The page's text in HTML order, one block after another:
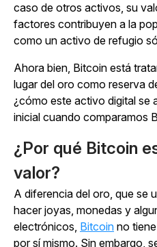
caso de otros activos, su
factores contribuyen a la
como un activo de refugio
Ahora bien, Bitcoin está
lugar del oro como reserva
¿cómo este activo digital se
inicial cuando comparamos
¿Por qué Bitcoin
valor?
A diferencia del oro, que se
hacer joyas, monedas y
electrónicos, Bitcoin no
por sí mismo. Sin embargo,